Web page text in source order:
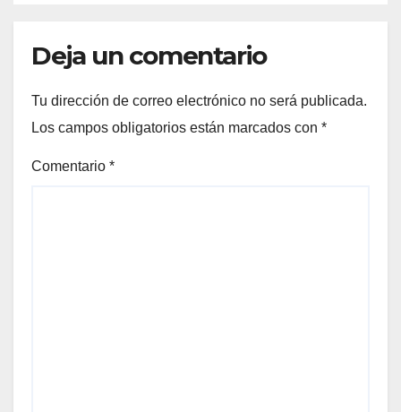
Deja un comentario
Tu dirección de correo electrónico no será publicada.
Los campos obligatorios están marcados con *
Comentario *